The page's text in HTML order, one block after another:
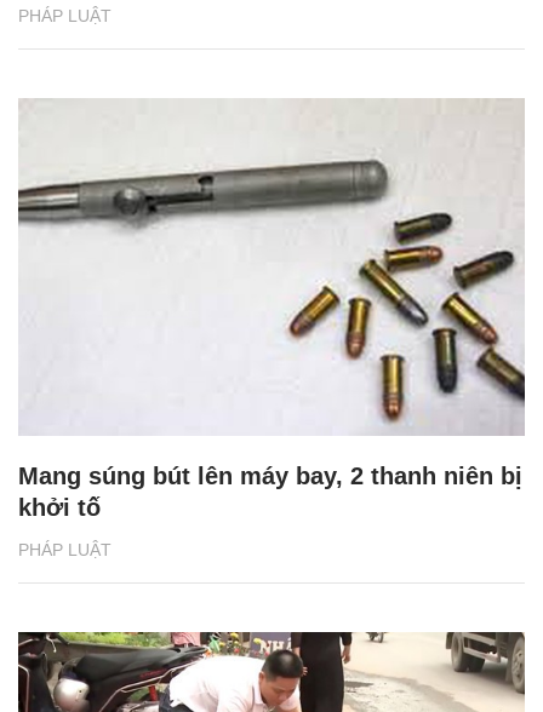
PHÁP LUẬT
PHÁP LUẬT
Mang súng bút lên máy bay, 2 thanh niên bị
khởi tố